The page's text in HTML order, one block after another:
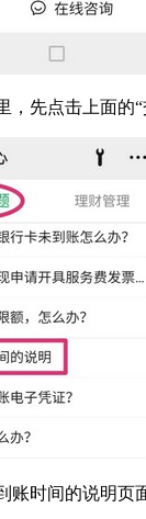
，先点击上面的
账时间的说明页